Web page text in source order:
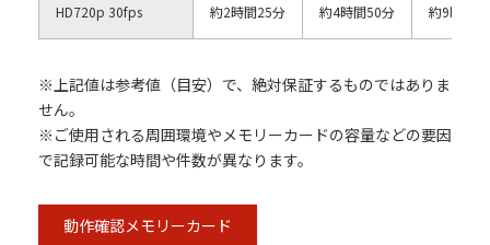
HD720p 30fps 約2時間25分 約4時間50分 約9時間
※上記値は参考値（目安）で、絶対保証するものではありま
せん。
※ご使用される周囲環境やメモリーカードの容量などの要因
で記録可能な時間や件数が異なります。
動作確認メモリーカード